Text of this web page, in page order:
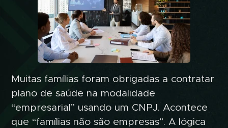
Muitas famílias foram obrigadas a contratar
plano de saúde na modalidade
“empresarial” usando um CNPJ. Acontece
que “famílias não são empresas”. A lógica